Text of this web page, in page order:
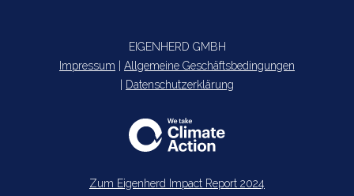
EIGENHERD GMBH
Impressum
Allgemeine Geschäftsbedingungen
Datenschutzerklärung
Zum Eigenherd Impact Report 2024